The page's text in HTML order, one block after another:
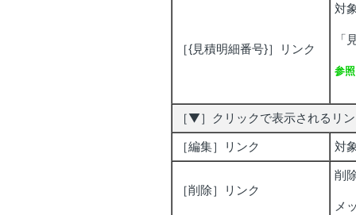
［{見積明細番号}］リンク
対
「
参照
［▼］クリックで表示される
［編集］リンク
対
［削除］リンク
削
メ